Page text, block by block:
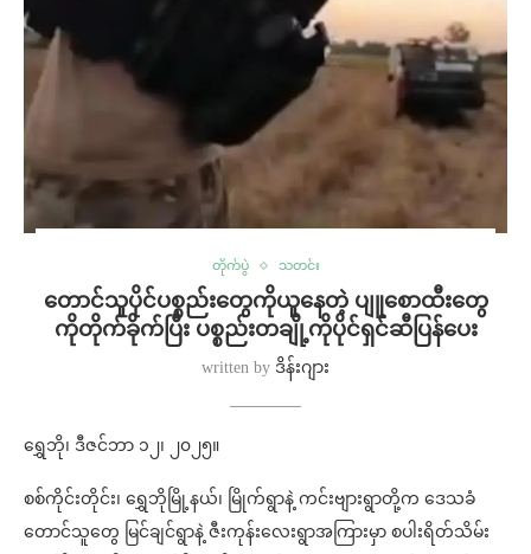
တိုက်ပွဲ သတင်း
တောင်သူပိုင်ပစ္စည်းတွေကိုယူနေတဲ့ ပျူစောထီးတွေ
ကိုတိုက်ခိုက်ပြီး ပစ္စည်းတချို့ကိုပိုင်ရှင်ဆီပြန်ပေး
written by ဒိန်းဂျား
ရွှေဘို၊ ဒီဇင်ဘာ ၁၂၊ ၂၀၂၅။
စစ်ကိုင်းတိုင်း၊ ရွှေဘိုမြို့နယ်၊ မြိုက်ရွာနဲ့ ကင်းဗျားရွာတို့က ဒေသခံ
တောင်သူတွေ မြင်ချင်ရွာနဲ့ ဇီးကုန်းလေးရွာအကြားမှာ စပါးရိတ်သိမ်း